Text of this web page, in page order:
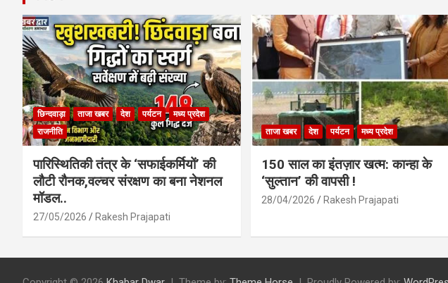
छिन्दवाड़ा ताजा खबर देश पर्यटन
मध्य प्रदेश
राजनीति
पारिस्थितिकी तंत्र के ‘सफाईकर्मियों’ की
लौटी रौनक,वल्चर संरक्षण का बना नेशनल
मॉडल..
27/05/2026 Rakesh Prajapati
ताजा खबर देश पर्यटन मध्य प्रदेश
150 साल का इंतज़ार खत्म: कान्हा के
‘सुल्तान’ की वापसी !
28/04/2026 Rakesh Prajapati